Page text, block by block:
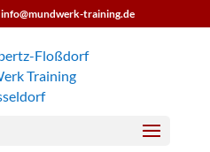
info@mundwerk-training.de